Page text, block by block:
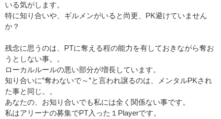
いる気がします。
特に知り合いや、ギルメンがいると尚更、PK避けていません
か？
残念に思うのは、PTに奪える程の能力を有しておきながら奪お
うとしない事。。
ローカルルールの悪い部分が増長しています。
知り合いに”奪わないで～”と言われ譲るのは、メンタルPKされ
た事と同じ。。
あなたの、お知り合いでも私には全く関係ない事です。
私はアリーナの募集でPT入った１Playerです。